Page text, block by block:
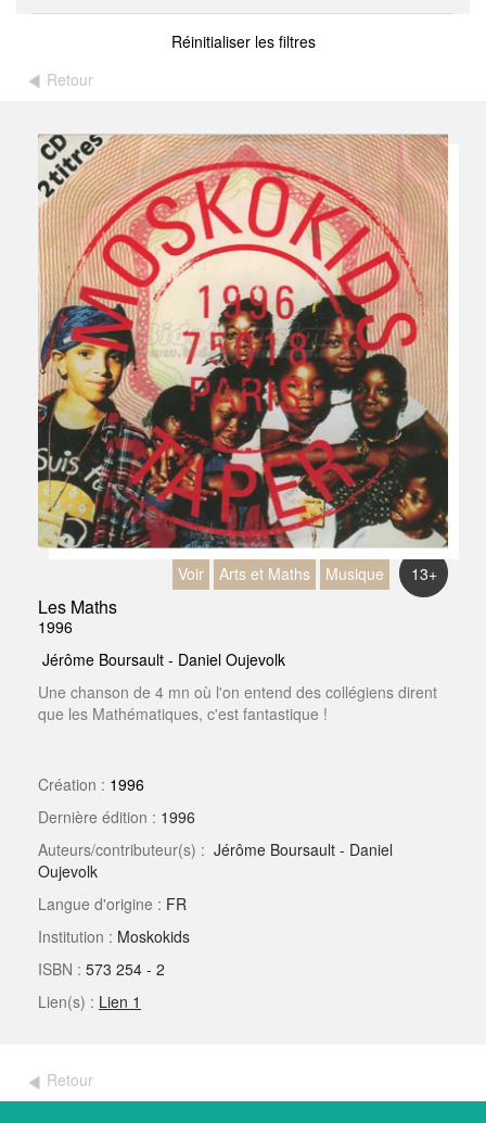
Réinitialiser les filtres
Retour
Voir Arts et Maths Musique 13+
Les Maths
1996
Jérôme Boursault - Daniel Oujevolk
Une chanson de 4 mn où l'on entend des collégiens dirent
que les Mathématiques, c'est fantastique !
Création : 1996
Dernière édition : 1996
Auteurs/contributeur(s) : Jérôme Boursault - Daniel
Oujevolk
Langue d'origine : FR
Institution : Moskokids
ISBN : 573 254 - 2
Lien(s) : Lien 1
Retour